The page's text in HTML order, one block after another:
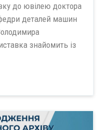
до ювілею доктора
деталей машин
знайомить із